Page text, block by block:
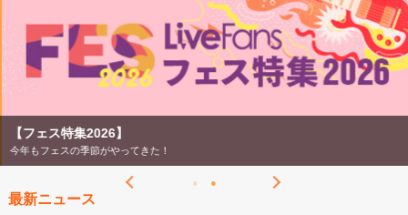
【フェス特集2026】
今年もフェスの季節がやってきた！
最新ニュース